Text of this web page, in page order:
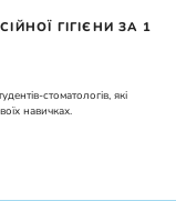
ГІГІЄНИ ЗА 1
стоматологів, які
навичках.